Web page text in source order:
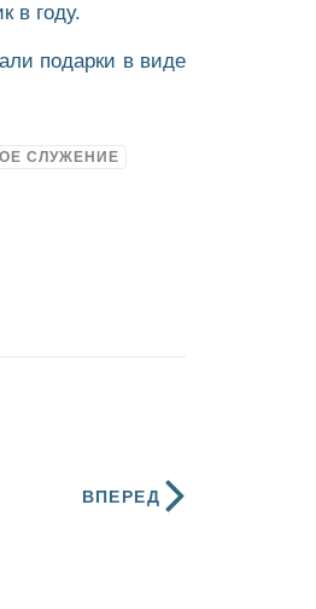
в году.
подарки в виде
СЛУЖЕНИЕ
ВПЕРЕД